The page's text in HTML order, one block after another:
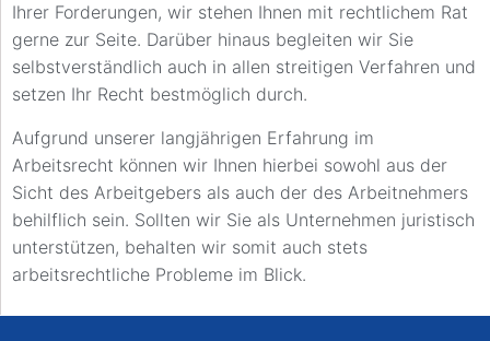
Ihrer Forderungen, wir stehen Ihnen mit rechtlichem Rat
gerne zur Seite. Darüber hinaus begleiten wir Sie
selbstverständlich auch in allen streitigen Verfahren und
setzen Ihr Recht bestmöglich durch.
Aufgrund unserer langjährigen Erfahrung im
Arbeitsrecht können wir Ihnen hierbei sowohl aus der
Sicht des Arbeitgebers als auch der des Arbeitnehmers
behilflich sein. Sollten wir Sie als Unternehmen juristisch
unterstützen, behalten wir somit auch stets
arbeitsrechtliche Probleme im Blick.